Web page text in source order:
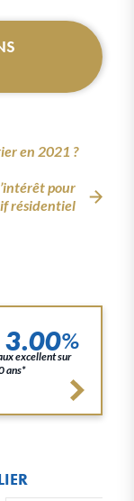
en 2021 ?
pour
résidentiel
3.00%
excellent sur
ans*